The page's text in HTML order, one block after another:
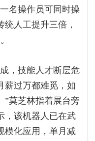
名操作员可同时操
人工提升三倍，
，技能人才断层危
薪过万都难觅，如
”莫芝林指着展台旁
，该机器人已在武
模化应用，单月减